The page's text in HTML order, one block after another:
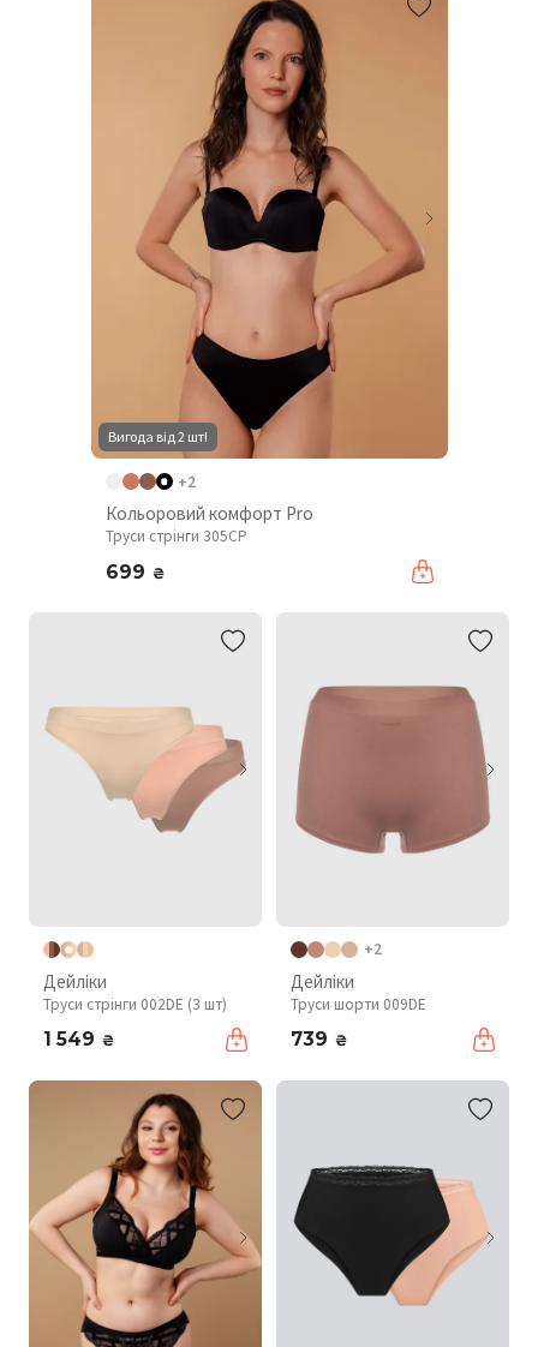
Вигода від 2 шт!
+2
Кольоровий комфорт Pro
Труси стрінги 305CP
699 ₴
Дейліки
Труси стрінги 002DE (3 шт)
1 549 ₴
+2
Дейліки
Труси шорти 009DE
739 ₴